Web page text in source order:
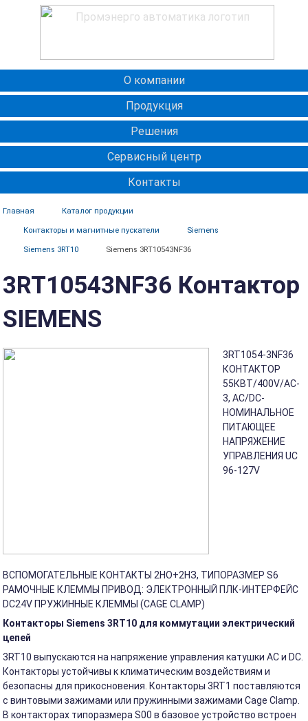
О компании
Продукция
Решения
Сервисный центр
Контакты
Главная Каталог продукции
Контакторы и магнитные пускатели Siemens
Siemens 3RT10 Siemens 3RT10543NF36
3RT10543NF36 Контактор
SIEMENS
3RT1054-3NF36
КОНТАКТОР
55КВТ/400V/AC-
3, AC/DC-
НОМИНАЛЬНОЕ
ПИТАЮЩЕЕ
НАПРЯЖЕНИЕ
УПРАВЛЕНИЯ UC
96-127V
ВСПОМОГАТЕЛЬНЫЕ КОНТАКТЫ 2НО+2НЗ, ТИПОРАЗМЕР S6
РАМОЧНЫЕ КЛЕММЫ ПРИВОД: ЭЛЕКТРОННЫЙ ПЛК-ИНТЕРФЕЙС
DC24V ПРУЖИННЫЕ КЛЕММЫ (CAGE CLAMP)
Контакторы Siemens 3RT10 для коммутации электрический
цепей
3RT10 выпускаются на напряжение управления катушки AC и DС.
Контакторы устойчивы к климатическим воздействиям и
безопасны для прикосновения. Контакторы 3RT1 поставляются
с винтовыми зажимами или пружинными зажимами Cage Clamp.
В контакторах типоразмера S00 в базовое устройство встроен